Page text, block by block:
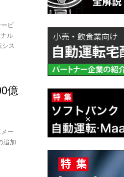
ビ
ル
ス
億
ー
追加